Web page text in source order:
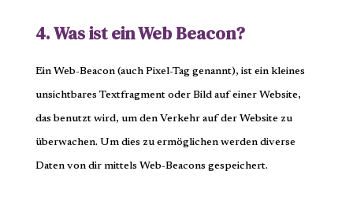
4. Was ist ein Web Beacon?
Ein Web-Beacon (auch Pixel-Tag genannt), ist ein kleines
unsichtbares Textfragment oder Bild auf einer Website,
das benutzt wird, um den Verkehr auf der Website zu
überwachen. Um dies zu ermöglichen werden diverse
Daten von dir mittels Web-Beacons gespeichert.